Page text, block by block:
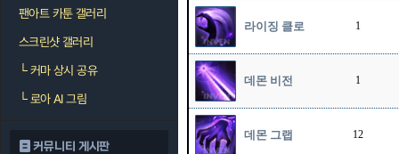
팬아트 카툰 갤러리
스크린샷 갤러리
└커마 상시 공유
└로아 AI 그림
커뮤니티 게시판
라이징 클로 1
데몬 비전 1
데몬 그랩 12